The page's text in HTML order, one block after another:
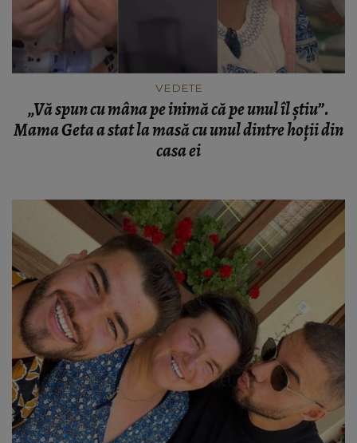
VEDETE
„Vă spun cu mâna pe inimă că pe unul îl știu”.
Mama Geta a stat la masă cu unul dintre hoții din
casa ei